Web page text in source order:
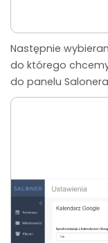
Następnie
do którego
do panelu